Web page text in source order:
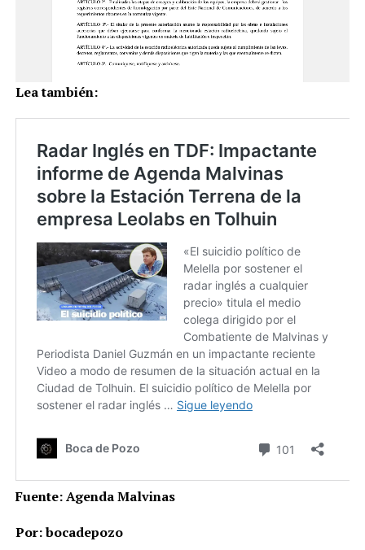
Lea también:
Fuente: Agenda Malvinas
Por: bocadepozo